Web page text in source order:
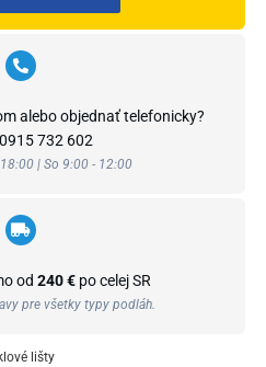
alebo objednať telefonicky?
0915 732 602
| So 9:00 - 12:00
od 240 € po celej SR
pre všetky typy podláh.
lišty